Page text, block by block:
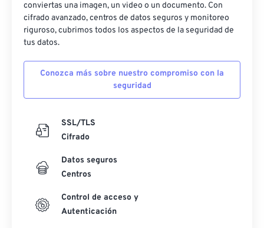
conviertas una imagen, un video o un documento. Con
cifrado avanzado, centros de datos seguros y monitoreo
riguroso, cubrimos todos los aspectos de la seguridad de
tus datos.
Conozca más sobre nuestro compromiso con la
seguridad
SSL/TLS
Cifrado
Datos seguros
Centros
Control de acceso y
Autenticación